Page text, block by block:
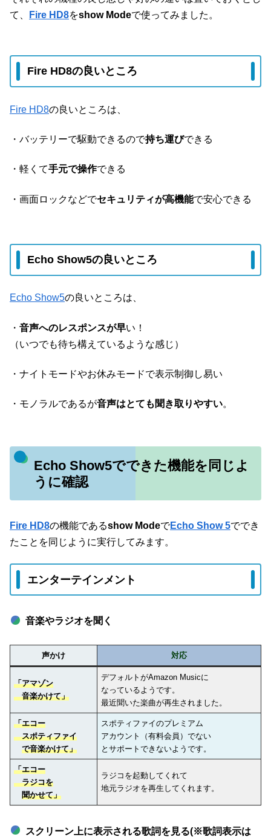
て、
Fire HD8をshow Modeで使ってみました。
Fire HD8の良いところ
Fire HD8の良いところは、
・バッテリーで駆動できるので持ち運びできる
・軽くて手元で操作できる
・画面ロックなどでセキュリティが高機能で安心できる
Echo Show5の良いところ
Echo Show5の良いところは、
・ 音声へのレスポンスが早い！
（いつでも待ち構えているような感じ）
・ナイトモードやお休みモードで表示制御し易い
・モノラルであるが音声はとても聞き取りやすい。
Echo Show5でできた機能を同じよ
うに確認
Fire HD8の機能であるshow ModeでEcho Show 5ででき
たことを同じように実行してみます。
エンターテインメント
音楽やラジオを聞く
声かけ 対応
「アマゾン
音楽かけて」
デフォルトがAmazon Musicに
なっているようです。
最近聞いた楽曲が再生されました。
「エコー
スポティファイ
で音楽かけて」
スポティファイのプレミアム
アカウント（有料会員）でない
とサポートできないようです。
「エコー
ラジコを
聞かせて」
ラジコを起動してくれて
地元ラジオを再生してくれます。
スクリーン上に表示される歌詞を見る(※歌詞表示は